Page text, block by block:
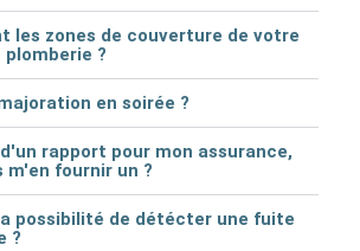
les zones de couverture de votre
?
en soirée ?
rapport pour mon assurance,
m'en fournir un ?
possibilité de détécter une fuite
?